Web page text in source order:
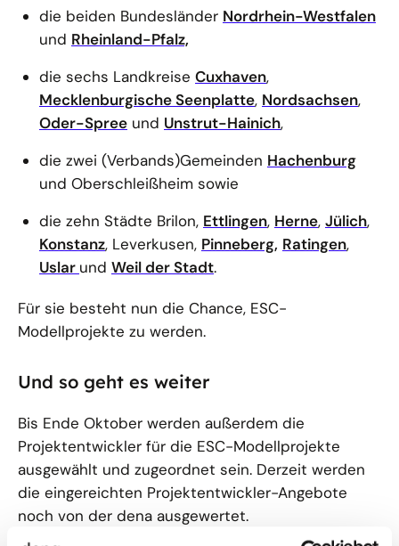
die beiden Bundesländer Nordrhein-Westfalen
und Rheinland-Pfalz,
die sechs Landkreise Cuxhaven,
Mecklenburgische Seenplatte, Nordsachsen,
Oder-Spree und Unstrut-Hainich,
die zwei (Verbands)Gemeinden Hachenburg
und Oberschleißheim sowie
die zehn Städte Brilon, Ettlingen, Herne, Jülich,
Konstanz, Leverkusen, Pinneberg, Ratingen,
Uslar und Weil der Stadt.
Für sie besteht nun die Chance, ESC-
Modellprojekte zu werden.
Und so geht es weiter
Bis Ende Oktober werden außerdem die
Projektentwickler für die ESC-Modellprojekte
ausgewählt und zugeordnet sein. Derzeit werden
die eingereichten Projektentwickler-Angebote
noch von der dena ausgewertet.